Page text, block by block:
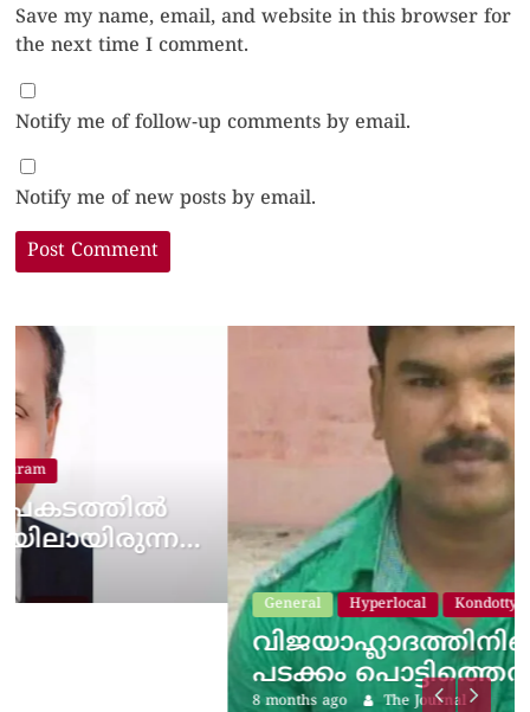
Save my name, email, and website in this browser for
the next time I comment.
Notify me of follow-up comments by email.
Notify me of new posts by email.
General Hyperlocal Kondotty
വിജയാഹ്ലാദത്തിനിടെ സ്കൂട്ടറിലെ
പടക്കം പൊട്ടിത്തെറിച്ചു;…
The Journal